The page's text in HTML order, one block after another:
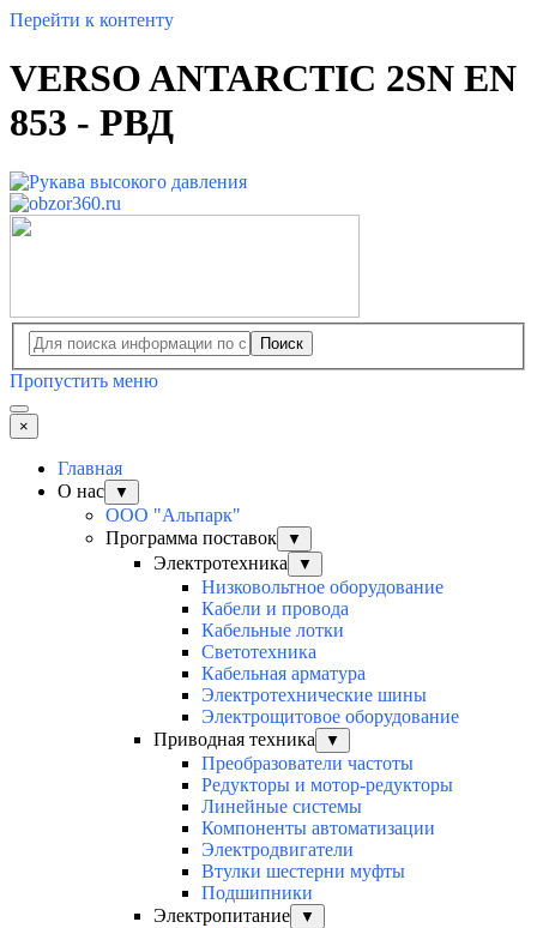
Перейти к контенту
VERSO ANTARCTIC 2SN EN
853 - РВД
Поиск
Пропустить меню
×
Главная
О нас
▼
ООО "Альпарк"
Программа поставок
▼
Электротехника ▼
Низковольтное оборудование
Кабели и провода
Кабельные лотки
Светотехника
Кабельная арматура
Электротехнические шины
Электрощитовое оборудование
Приводная техника
▼
Преобразователи частоты
Редукторы и мотор-редукторы
Линейные системы
Компоненты автоматизации
Электродвигатели
Втулки шестерни муфты
Подшипники
Электропитание
▼